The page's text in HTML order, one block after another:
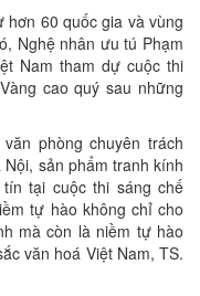
hơn 60 quốc gia và vùng
Nghệ nhân ưu tú Phạm
Nam tham dự cuộc thi
cao quý sau những
phòng chuyên trách
sản phẩm tranh kính
tại cuộc thi sáng chế
tự hào không chỉ cho
mà còn là niềm tự hào
văn hoá Việt Nam, TS.